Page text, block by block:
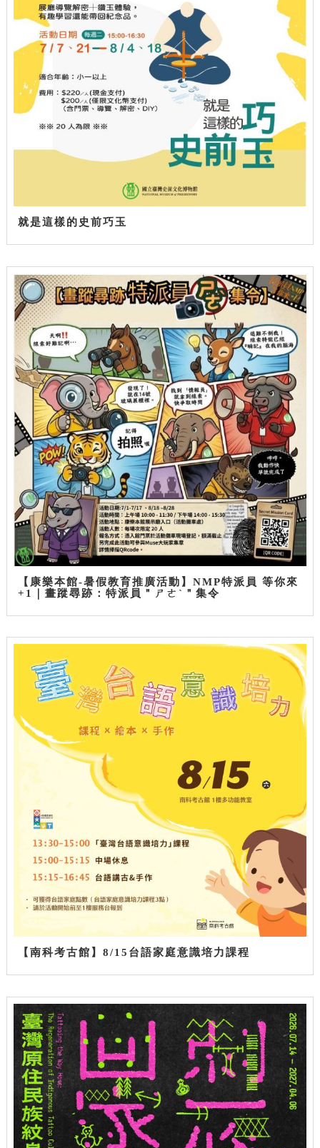
就是這樣的史前巧玉
【康樂本館-暑假教育推廣活動】NMP特派員 等你來
+1｜畫蹤尋跡：特派員＂ㄕㄜˋ＂集令
【南科考古館】8/15台語家庭意識培力課程